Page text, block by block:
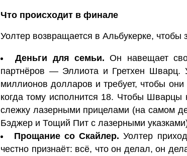
Что происходит в финале
Уолтер возвращается в Альбукерке, чтобы
Деньги для семьи. Он навещает
партнёров — Эллиота и Гретхен Шварц.
миллионов долларов и требует, чтобы они
когда тому исполнится 18. Чтобы Шварцы
слежку лазерными прицелами (на самом
Бэджер и Тощий Пит с лазерными
Прощание со Скайлер. Уолтер
честно признаёт: всё, что он делал, он